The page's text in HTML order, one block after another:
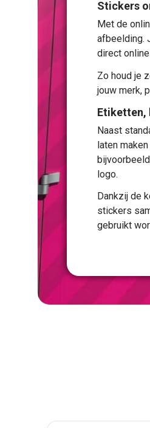
Stickers
Met de
afbeelding.
direct online
Zo houd je
jouw merk,
Etiketten,
Naast
laten
logo.
Dankzij de
stickers
gebruikt